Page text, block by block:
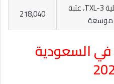
ديزل، مواصفات داخلية TXL-3، عتبة
موسعة
218,040
في السعودية